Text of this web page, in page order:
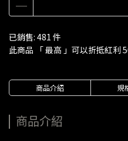
已銷售: 481 件
此商品 「 最高 」可以折抵紅利
商品介紹 規
商品介紹